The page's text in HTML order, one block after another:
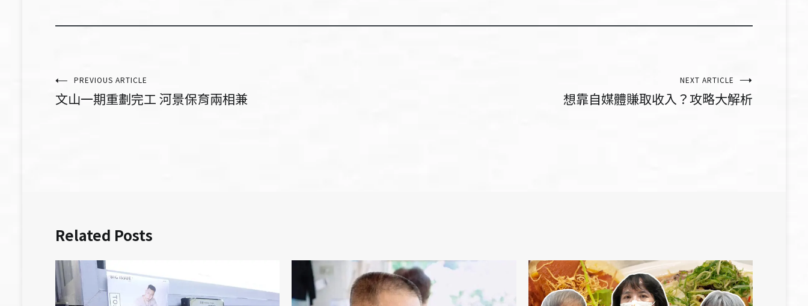
文PREVIOUS ARTICLE
文山一期重劃完工 河景保育兩相兼
NEXT ARTICLE
想靠自媒體賺取收入？攻略大解析
Related Posts